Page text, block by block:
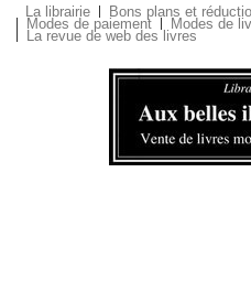
La librairie Bons plans et
Modes de paiement Modes de
La revue de web des livres